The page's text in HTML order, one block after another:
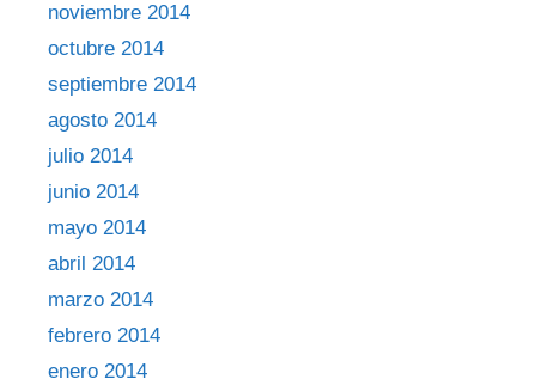
noviembre 2014
octubre 2014
septiembre 2014
agosto 2014
julio 2014
junio 2014
mayo 2014
abril 2014
marzo 2014
febrero 2014
enero 2014